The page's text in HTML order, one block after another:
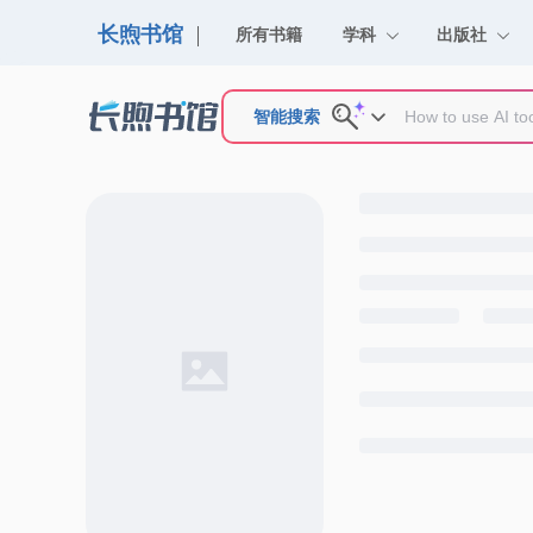
长煦书馆 所有书籍 学科 出版社
智能搜索